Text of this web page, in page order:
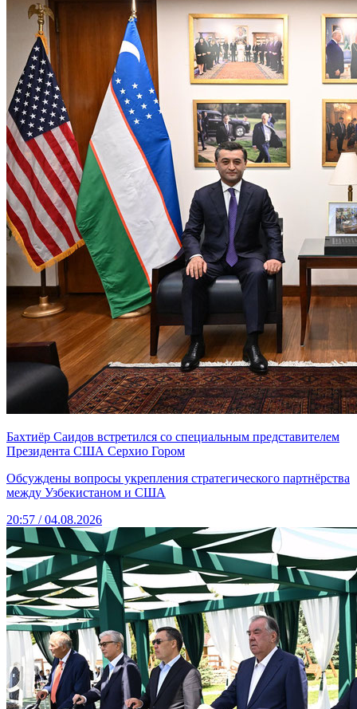
Бахтиёр Саидов встретился со специальным представителем
Президента США Серхио Гором
Обсуждены вопросы укрепления стратегического партнёрства
между Узбекистаном и США
20:57 / 04.08.2026